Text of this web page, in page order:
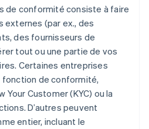
de conformité consiste à faire
externes (par ex., des
des fournisseurs de
tout ou une partie de vos
Certaines entreprises
de conformité,
Your Customer (KYC) ou la
D’autres peuvent
entier, incluant le